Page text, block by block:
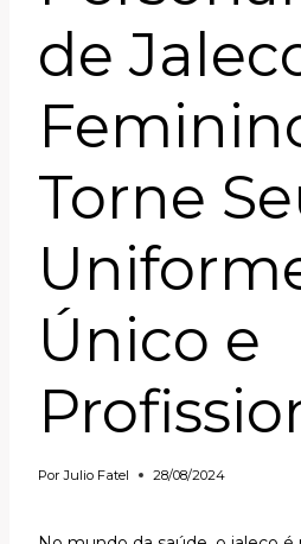
de
Torne
Único e
Por Julio Fatel 28/08/2024